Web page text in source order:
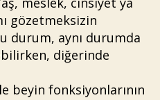
gözetmeksizin
durum, aynı durumda
diğerinde
beyin fonksiyonlarının